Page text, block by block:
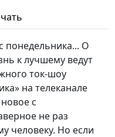
понедельника... О
к лучшему ведут
ток-шоу
на телеканале
с
не раз
человеку. Но если
Андрей
Павел
магистр
#15
Нина
врач-педиатр